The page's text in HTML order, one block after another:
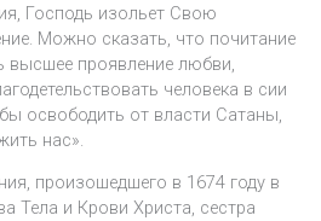
Господь изольет Свою
Можно сказать, что почитание
высшее проявление любви,
человека в сии
освободить от власти Сатаны,
нас».
произошедшего в 1674 году в
Тела и Крови Христа, сестра